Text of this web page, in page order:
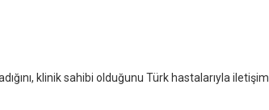
klinik sahibi olduğunu Türk hastalarıyla iletişim